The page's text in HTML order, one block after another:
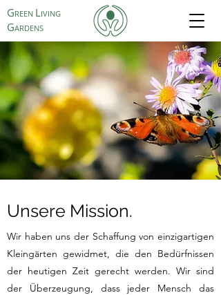
GREEN LIVING
GARDENS
Unsere Mission.
Wir haben uns der Schaffung von einzigartigen
Kleingärten gewidmet, die den Bedürfnissen
der heutigen Zeit gerecht werden. Wir sind
der Überzeugung, dass jeder Mensch das